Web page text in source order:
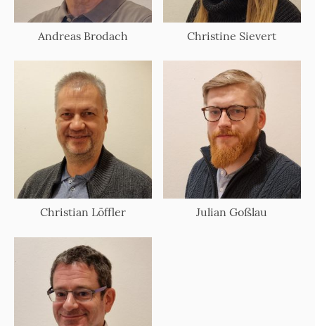
Andreas Brodach Christine Sievert
Christian Löffler Julian Goßlau